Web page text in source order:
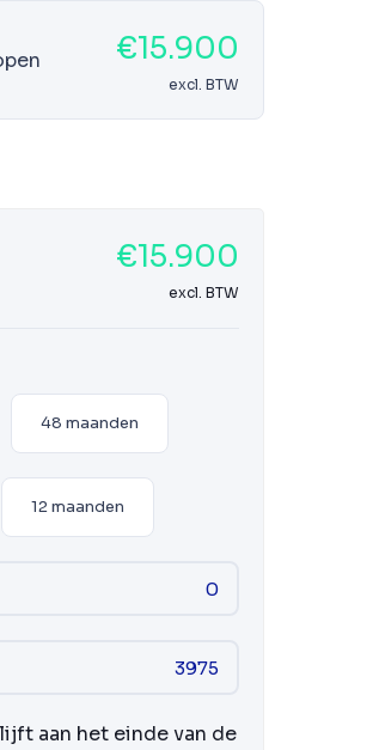
€15.900
excl. BTW
€15.900
excl. BTW
48 maanden
12 maanden
aan het einde van de